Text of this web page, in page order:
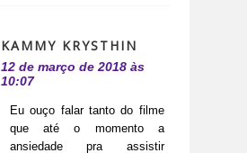
KAMMY KRYSTHIN
12 de março de 2018 às
10:07
Eu ouço falar tanto do filme
que até o momento a
ansiedade pra assistir